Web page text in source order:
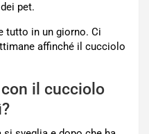
pet.
tutto in un giorno. Ci
affinché il cucciolo
il cucciolo